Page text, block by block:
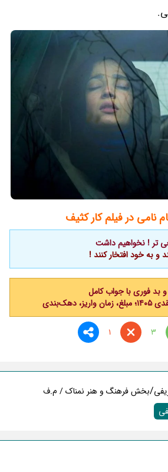
نامی در فیلم کار کثیف
تر ! نخواهیم داشت
و به خود افتخار کنند !
بد فوری با جواب کامل
دهک‌بندی
3
1
/بخش فرهنگ و هنر نمناک / م.ف